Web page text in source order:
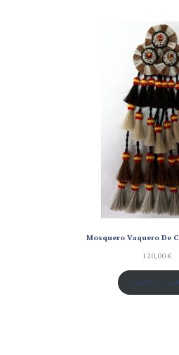
Mosquero Vaquero De
120,00€
Añadir al